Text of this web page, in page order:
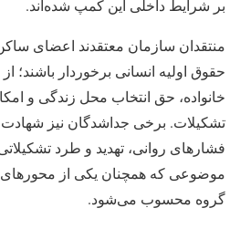
بر شرایط داخلی این کمپ شده‌اند.
منتقدان سازمان معتقدند اعضای
حقوق اولیه انسانی برخوردار باشند؛
خانواده، حق انتخاب محل زندگی و
تشکیلات. برخی جداشدگان نیز شهادت
فشارهای روانی، تهدید و طرد
موضوعی که همچنان یکی از محورهای
گروه محسوب می‌شود.